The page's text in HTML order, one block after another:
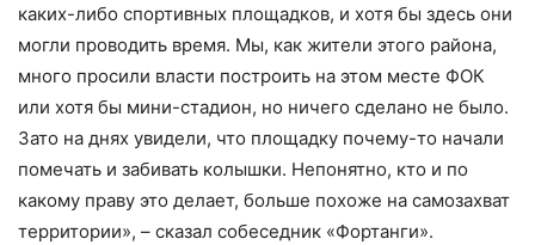
каких-либо спортивных площадков, и хотя бы здесь они
могли проводить время. Мы, как жители этого района,
много просили власти построить на этом месте ФОК
или хотя бы мини-стадион, но ничего сделано не было.
Зато на днях увидели, что площадку почему-то начали
помечать и забивать колышки. Непонятно, кто и по
какому праву это делает, больше похоже на самозахват
территории», – сказал собеседник «Фортанги».